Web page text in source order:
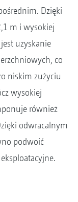
Dzięki
m i wysokiej
uzyskanie
co
niskim zużyciu
wysokiej
również
odwracalnym
podwoić